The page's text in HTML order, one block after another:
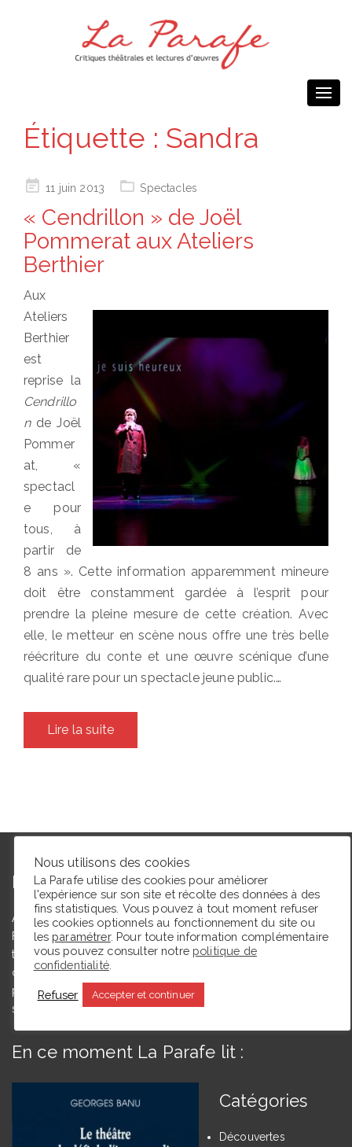
Étiquette : Sandra
Posted11 juin 2013 Spectacles
« Cendrillon » de Joël
Pommerat aux Ateliers
Berthier
Aux
Ateliers
Berthier
est
reprise la
Cendrillo
n de Joël
Pommer
at, «
spectacl
e pour
tous, à
partir de
8 ans ». Cette information apparemment mineure
doit être constamment gardée à l’esprit pour
prendre la pleine mesure de cette création. Avec
elle, le metteur en scène nous offre une très belle
réécriture du conte et une œuvre scénique d’une
qualité rare pour un spectacle jeune public.…
Lire la suite
L’autrice
Agrégée de lettres modernes et docteure en études théâtrales,
Floriane Toussaint est maîtresse de conférences en études
théâtrales à l’Université de Caen Normandie et membre du
comité du Syndicat de la critique. Ce blog, créé en 2009, a
pour but de partager des expériences de lectrice et de
spectatrice.
En ce moment La Parafe lit :
Catégories
Découvertes
Nous utilisons des cookies
La Parafe utilise des cookies pour améliorer
l'expérience sur son site et récolte des données à des
fins statistiques. Vous pouvez à tout moment refuser
les cookies optionnels au fonctionnement du site ou
les paramétrer. Pour toute information complémentaire
vous pouvez consulter notre politique de
confidentialité.
Refuser Accepter et continuer